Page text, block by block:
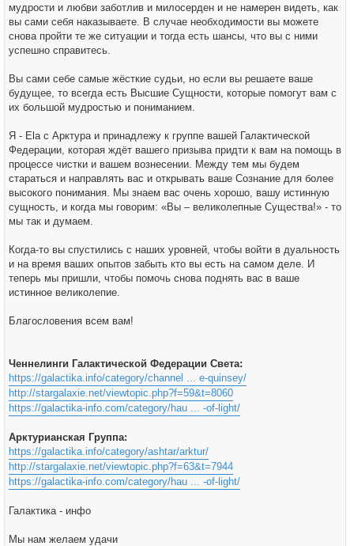
мудрости и любви заботлив и милосерден и не намерен видеть, как
вы сами себя наказываете. В случае необходимости вы можете
снова пройти те же ситуации и тогда есть шансы, что вы с ними
успешно справитесь.
Вы сами себе самые жёсткие судьи, но если вы решаете ваше
будущее, то всегда есть Высшие Сущности, которые помогут вам с
их большой мудростью и пониманием.
Я - Ela с Арктура и принадлежу к группе вашей Галактической
Федерации, которая ждёт вашего призыва придти к вам на помощь в
процессе чистки и вашем вознесении. Между тем мы будем
стараться и направлять вас и открывать ваше Сознание для более
высокого понимания. Мы знаем вас очень хорошо, вашу истинную
сущность, и когда мы говорим: «Вы – великолепные Существа!» - то
мы так и думаем.
Когда-то вы спустились с наших уровней, чтобы войти в дуальность
и на время ваших опытов забыть кто вы есть на самом деле. И
теперь мы пришли, чтобы помочь снова поднять вас в ваше
истинное великолепие.
Благословения всем вам!
Ченнелинги Галактической Федерации Света:
https://galactika.info/category/channel ... e-quinsey/
http://stargalaxie.net/viewtopic.php?f=59&t=8060
https://galactika-info.com/category/hau ... -of-light/
Арктурианская Группа:
https://galactika.info/category/ashtar/arktur/
http://stargalaxie.net/viewtopic.php?f=63&t=7944
https://galactika-info.com/category/hau ... -of-light/
Галактика - инфо
Мы нам желаем удачи